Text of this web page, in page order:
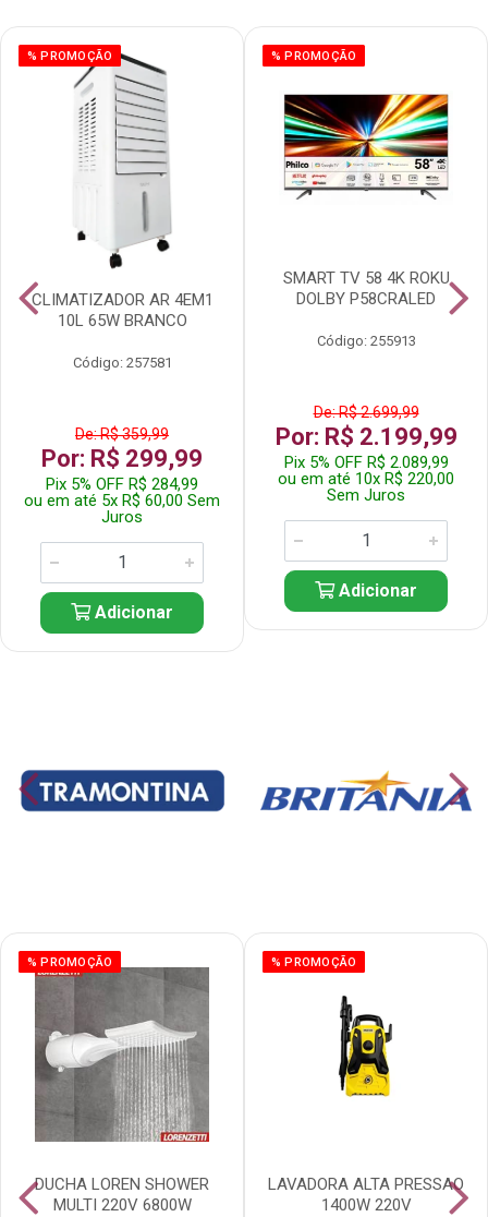
% PROMOÇÃO
CLIMATIZADOR AR 4EM1
10L 65W BRANCO
Código: 257581
De: R$ 359,99
Por: R$ 299,99
Pix 5% OFF R$ 284,99
ou em até 5x R$ 60,00 Sem
Juros
Adicionar
% PROMOÇÃO
SMART TV 58 4K ROKU
DOLBY P58CRALED
Código: 255913
De: R$ 2.699,99
Por: R$ 2.199,99
Pix 5% OFF R$ 2.089,99
ou em até 10x R$ 220,00
Sem Juros
Adicionar
% PROMOÇÃO
DUCHA LOREN SHOWER
MULTI 220V 6800W
% PROMOÇÃO
LAVADORA ALTA PRESSAO
1400W 220V